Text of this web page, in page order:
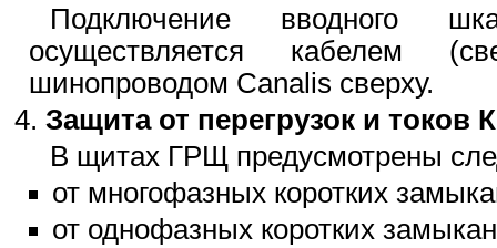
Подключение вводного
осуществляется кабелем
шинопроводом Canalis сверху.
Защита от перегрузок и токов
В щитах ГРЩ предусмотрены
от многофазных коротких
от однофазных коротких